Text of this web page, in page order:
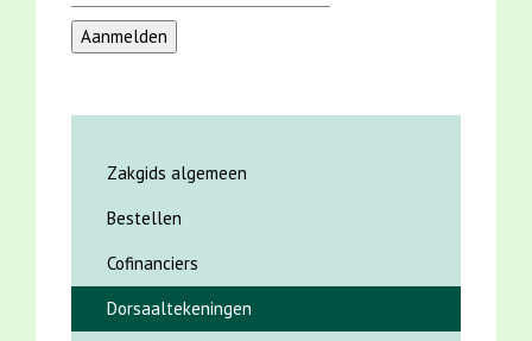
Zakgids algemeen
Bestellen
Cofinanciers
Dorsaaltekeningen